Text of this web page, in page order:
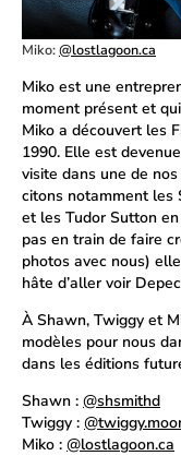
Miko:@lostlagoon.ca
Miko est une
moment présent et
Miko a découvert les
1990. Elle est
visite dans une de
citons notamment les
et les Tudor Sutton
pas en train de faire
photos avec nous)
hâte d’aller voir
À Shawn, Twiggy et
modèles pour nous
dans les éditions
Shawn : @shsmithd
Twiggy :
Miko : @lostlagoon.ca